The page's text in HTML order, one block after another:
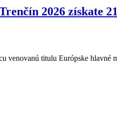
2026 získate
venovanú titulu Európske